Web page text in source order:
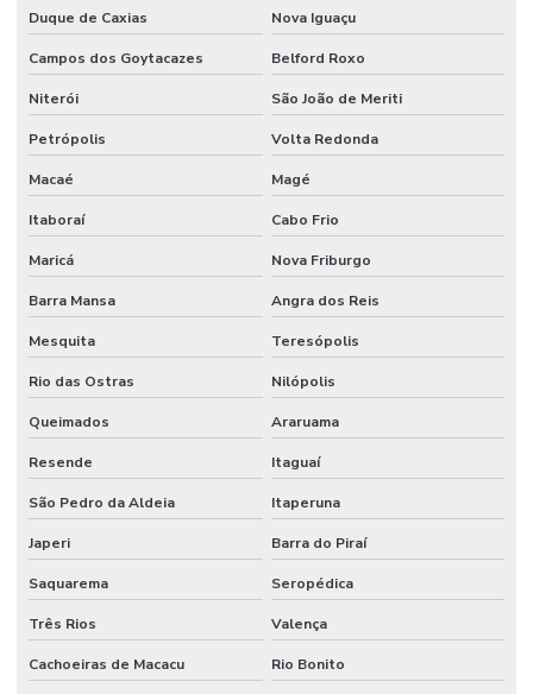
Duque de Caxias Nova Iguaçu
Campos dos Goytacazes Belford Roxo
Niterói São João de Meriti
Petrópolis Volta Redonda
Macaé Magé
Itaboraí Cabo Frio
Maricá Nova Friburgo
Barra Mansa Angra dos Reis
Mesquita Teresópolis
Rio das Ostras Nilópolis
Queimados Araruama
Resende Itaguaí
São Pedro da Aldeia Itaperuna
Japeri Barra do Piraí
Saquarema Seropédica
Três Rios Valença
Cachoeiras de Macacu Rio Bonito